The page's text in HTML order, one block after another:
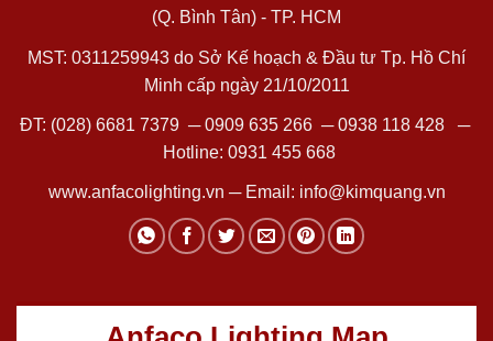
(Q. Bình Tân) - TP. HCM
MST: 0311259943 do Sở Kế hoạch & Đầu tư Tp. Hồ Chí
Minh cấp ngày 21/10/2011
ĐT: (028) 6681 7379 ─0909 635 266─0938 118 428─
Hotline: 0931 455 668
www.anfacolighting.vn ─ Email: info@kimquang.vn